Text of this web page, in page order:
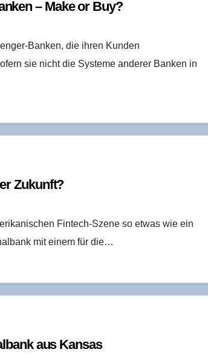
– Make or Buy?
Banken, die ihren Kunden
sie nicht die Systeme anderer Banken in
Zukunft?
Fintech-Szene so etwas wie ein
mit einem für die…
aus Kansas